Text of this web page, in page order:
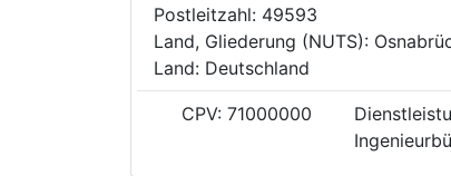
Postleitzahl: 49593
Land, Gliederung (NUTS):
Land: Deutschland
CPV: 71000000